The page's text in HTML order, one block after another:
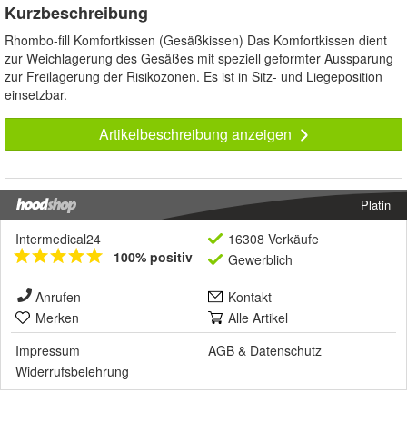
Kurzbeschreibung
Rhombo-fill Komfortkissen (Gesäßkissen) Das Komfortkissen dient
zur Weichlagerung des Gesäßes mit speziell geformter Aussparung
zur Freilagerung der Risikozonen. Es ist in Sitz- und Liegeposition
einsetzbar.
Artikelbeschreibung anzeigen
Platin
Intermedical24
100% positiv
16308 Verkäufe
Gewerblich
Anrufen
Kontakt
Merken
Alle Artikel
Impressum
AGB & Datenschutz
Widerrufsbelehrung